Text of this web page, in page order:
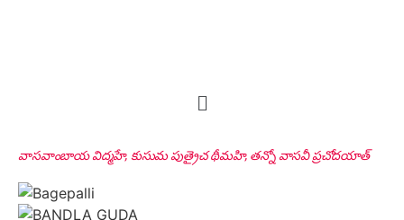
వాసవాంబాయ విద్మహే, కుసుమ పుత్రైచ థీమహి, తన్నో వాసవీ ప్రచోదయాత్